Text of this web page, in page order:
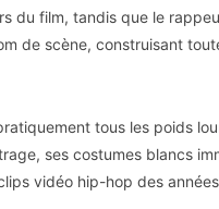
du film, tandis que le
de scène, construisant
tous les poids
ses costumes blancs
vidéo hip-hop des